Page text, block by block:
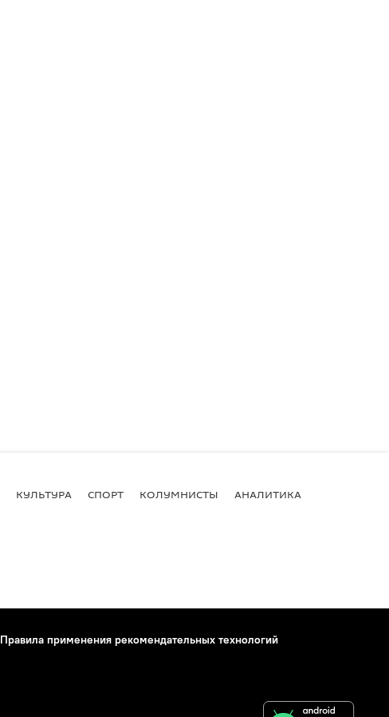
КУЛЬТУРА СПОРТ КОЛУМНИСТЫ АНАЛИТИКА
Правила применения рекомендательных технологий